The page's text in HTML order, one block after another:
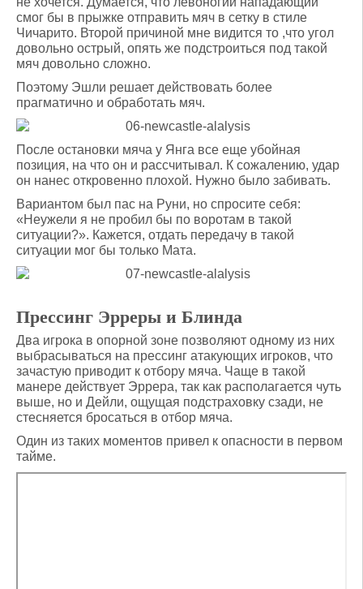
смог бы в прыжке отправить мяч в сетку в стиле
Чичарито. Второй причиной мне видится то ,что угол
довольно острый, опять же подстроиться под такой
мяч довольно сложно.
Поэтому Эшли решает действовать более
прагматично и обработать мяч.
После остановки мяча у Янга все еще убойная
позиция, на что он и рассчитывал. К сожалению, удар
он нанес откровенно плохой. Нужно было забивать.
Вариантом был пас на Руни, но спросите себя:
«Неужели я не пробил бы по воротам в такой
ситуации?». Кажется, отдать передачу в такой
ситуации мог бы только Мата.
Прессинг Эрреры и Блинда
Два игрока в опорной зоне позволяют одному из них
выбрасываться на прессинг атакующих игроков, что
зачастую приводит к отбору мяча. Чаще в такой
манере действует Эррера, так как располагается чуть
выше, но и Дейли, ощущая подстраховку сзади, не
стесняется бросаться в отбор мяча.
Один из таких моментов привел к опасности в первом
тайме.